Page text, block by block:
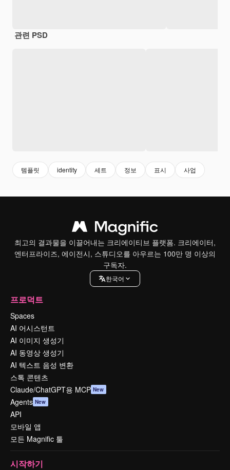
관련 PSD
템플릿 identity 세트 정보 표시 사업
최고의 결과물을 이끌어내는 크리에이티브 플랫폼. 크리에이터,
엔터프라이즈, 에이전시, 스튜디오를 아우르는 100만 명 이상의
구독자.
한국어
프로덕트
Spaces
AI 어시스턴트
AI 이미지 생성기
AI 동영상 생성기
AI 텍스트 음성 변환
스톡 콘텐츠
Claude/ChatGPT용 MCP New
Agents New
API
모바일 앱
모든 Magnific 툴
시작하기